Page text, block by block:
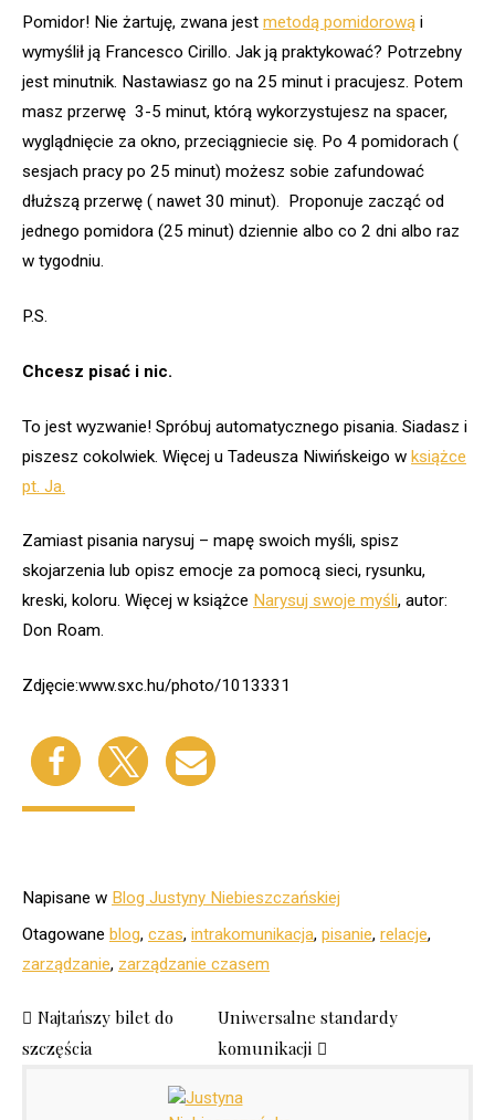
Pomidor! Nie żartuję, zwana jest metodą pomidorową i
wymyślił ją Francesco Cirillo. Jak ją praktykować? Potrzebny
jest minutnik. Nastawiasz go na 25 minut i pracujesz. Potem
masz przerwę 3-5 minut, którą wykorzystujesz na spacer,
wyglądnięcie za okno, przeciągniecie się. Po 4 pomidorach (
sesjach pracy po 25 minut) możesz sobie zafundować
dłuższą przerwę ( nawet 30 minut). Proponuje zacząć od
jednego pomidora (25 minut) dziennie albo co 2 dni albo raz
w tygodniu.
P.S.
Chcesz pisać i nic.
To jest wyzwanie! Spróbuj automatycznego pisania. Siadasz i
piszesz cokolwiek. Więcej u Tadeusza Niwińskeigo w książce
pt. Ja.
Zamiast pisania narysuj – mapę swoich myśli, spisz
skojarzenia lub opisz emocje za pomocą sieci, rysunku,
kreski, koloru. Więcej w książce Narysuj swoje myśli, autor:
Don Roam.
Zdjęcie:www.sxc.hu/photo/1013331
Napisane w Blog Justyny Niebieszczańskiej
Otagowane blog, czas, intrakomunikacja, pisanie, relacje,
zarządzanie, zarządzanie czasem
Najtańszy bilet do
szczęścia
Uniwersalne standardy
komunikacji